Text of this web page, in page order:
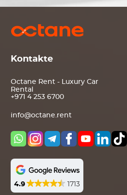
Kontakte
Octane Rent - Luxury Car
Rental
+971 4 253 6700
info@octane.rent
4.9 1713